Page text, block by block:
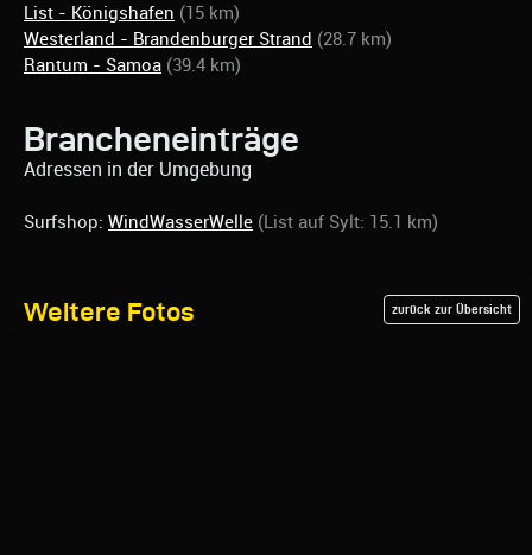
List - Königshafen (15 km)
Westerland - Brandenburger Strand (28.7 km)
Rantum - Samoa (39.4 km)
Brancheneinträge
Adressen in der Umgebung
Surfshop: WindWasserWelle (List auf Sylt: 15.1 km)
Weitere Fotos zurück zur Übersicht